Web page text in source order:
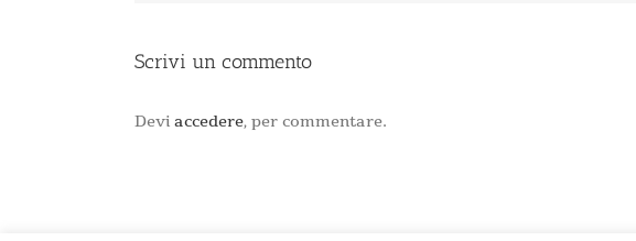
Scrivi un commento
Devi accedere, per commentare.